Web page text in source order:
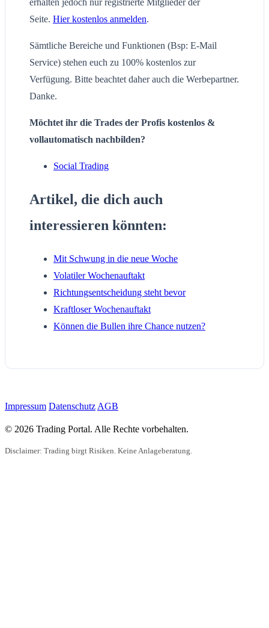
Seite. Hier kostenlos anmelden.
Sämtliche Bereiche und Funktionen (Bsp: E-Mail
Service) stehen euch zu 100% kostenlos zur
Verfügung. Bitte beachtet daher auch die Werbepartner.
Danke.
Möchtet ihr die Trades der Profis kostenlos &
vollautomatisch nachbilden?
Social Trading
Artikel, die dich auch
interessieren könnten:
Mit Schwung in die neue Woche
Volatiler Wochenauftakt
Richtungsentscheidung steht bevor
Kraftloser Wochenauftakt
Können die Bullen ihre Chance nutzen?
Impressum Datenschutz AGB
© 2026 Trading Portal. Alle Rechte vorbehalten.
Disclaimer: Trading birgt Risiken. Keine Anlageberatung.